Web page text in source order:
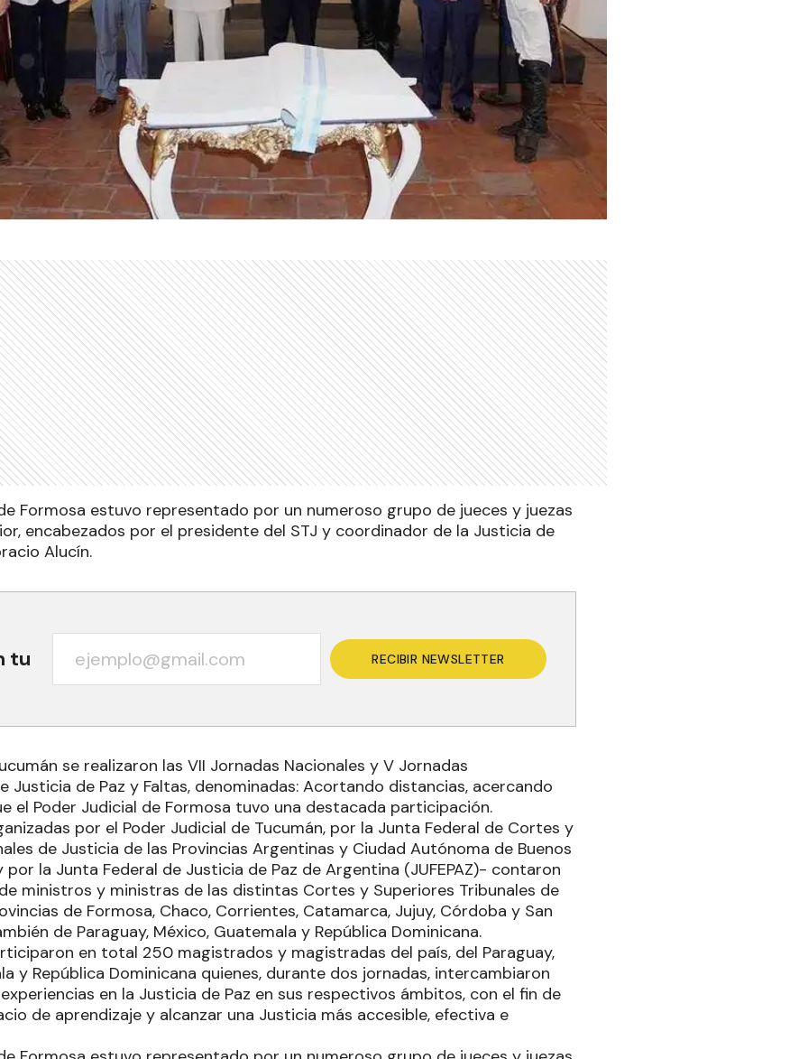
Formosa estuvo representado por un numeroso grupo de jueces y juezas
encabezados por el presidente del STJ y coordinador de la Justicia de
Alucín.
tu RECIBIR NEWSLETTER
se realizaron las VII Jornadas Nacionales y V Jornadas
Justicia de Paz y Faltas, denominadas: Acortando distancias, acercando
el Poder Judicial de Formosa tuvo una destacada participación.
por el Poder Judicial de Tucumán, por la Junta Federal de Cortes y
de Justicia de las Provincias Argentinas y Ciudad Autónoma de Buenos
por la Junta Federal de Justicia de Paz de Argentina (JUFEPAZ)- contaron
ministros y ministras de las distintas Cortes y Superiores Tribunales de
de Formosa, Chaco, Corrientes, Catamarca, Jujuy, Córdoba y San
de Paraguay, México, Guatemala y República Dominicana.
en total 250 magistrados y magistradas del país, del Paraguay,
y República Dominicana quienes, durante dos jornadas, intercambiaron
en la Justicia de Paz en sus respectivos ámbitos, con el fin de
de aprendizaje y alcanzar una Justicia más accesible, efectiva e